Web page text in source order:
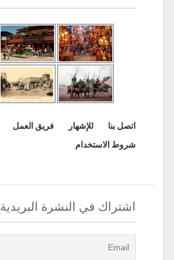
اتصل بنا للإشهار
فريق العمل
شروط الاستخدام
اشتراك في النشرة البريدية